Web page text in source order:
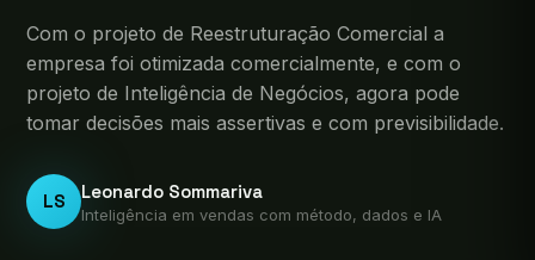
Com o projeto de Reestruturação Comercial a
empresa foi otimizada comercialmente, e com o
projeto de Inteligência de Negócios, agora pode
tomar decisões mais assertivas e com previsibilidade.
LS Leonardo Sommariva
Inteligência em vendas com método, dados e IA